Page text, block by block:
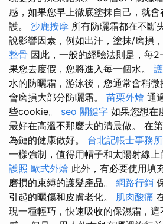
感，如果您早上徹底塗抹自己，就
護。 沙鹿按摩 所有防曬霜都在不斷
說影響因素，例如出汗，塗抹/磨損
整骨 因此，一般的經驗法則是，每
果您去度假，您將進入每一個水。
水的防曬霜，游泳後，您通常會稍
會磨損大部分防曬霜。 苗栗外燴 通
些cookie。 seo 關鍵字 如果您想在
最好在高溫不那麼大的清晨做。 在
為鏈的健康做好。 台北記帳士事務所
一樣強制，值得用帽子和太陽射線上
護照 歐式外燴 此外，有必要使用填
磨損的束縛的護髮產品。 網路行銷
引起的曬傷和皮膚老化。 肌肉酸痛
現一種輕巧，快速吸收的保濕霜，